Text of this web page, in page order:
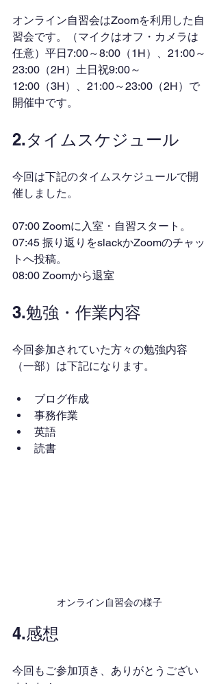
オンライン自習会はZoomを利用した自
習会です。（マイクはオフ・カメラは
任意）平日7:00～8:00（1H）、21:00～
23:00（2H）土日祝9:00～
12:00（3H）、21:00～23:00（2H）で
開催中です。
2.タイムスケジュール
今回は下記のタイムスケジュールで開
催しました。
07:00 Zoomに入室・自習スタート。
07:45 振り返りをslackかZoomのチャッ
トへ投稿。
08:00 Zoomから退室
3.勉強・作業内容
今回参加されていた方々の勉強内容
（一部）は下記になります。
ブログ作成
事務作業
英語
読書
オンライン自習会の様子
4.感想
今回もご参加頂き、ありがとうござい